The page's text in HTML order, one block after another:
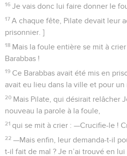
16 Je vais donc lui faire donner le
17 A chaque fête, Pilate devait leur
prisonnier. ]
18 Mais la foule entière se mit à
Barabbas !
19 Ce Barabbas avait été mis en
avait eu lieu dans la ville et pour un
20 Mais Pilate, qui désirait relâcher
nouveau la parole à la foule,
21 qui se mit à crier : —Crucifie-le !
22 —Mais enfin, leur demanda-t-il
t-il fait de mal ? Je n’ai trouvé en